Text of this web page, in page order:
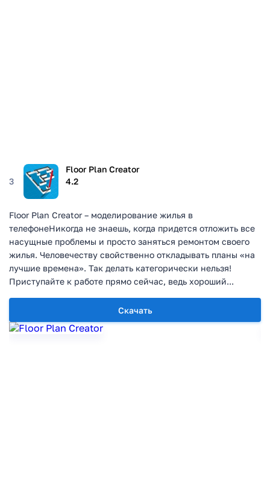
3
Floor Plan Creator
4.2
Скачать
Floor Plan Creator – моделирование жилья в
телефонеНикогда не знаешь, когда придется отложить все
насущные проблемы и просто заняться ремонтом своего
жилья. Человечеству свойственно откладывать планы «на
лучшие времена». Так делать категорически нельзя!
Приступайте к работе прямо сейчас, ведь хороший...